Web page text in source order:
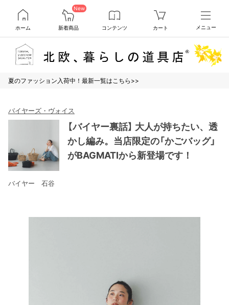
ホーム
New
新着商品 コンテンツ カート メニュー
夏のファッション入荷中！最新一覧はこちら>>
バイヤーズ・ヴォイス
【バイヤー裏話】 大人が持ちたい、透
かし編み。当店限定の「かごバッグ」
がBAGMATIから新登場です！
バイヤー 石谷